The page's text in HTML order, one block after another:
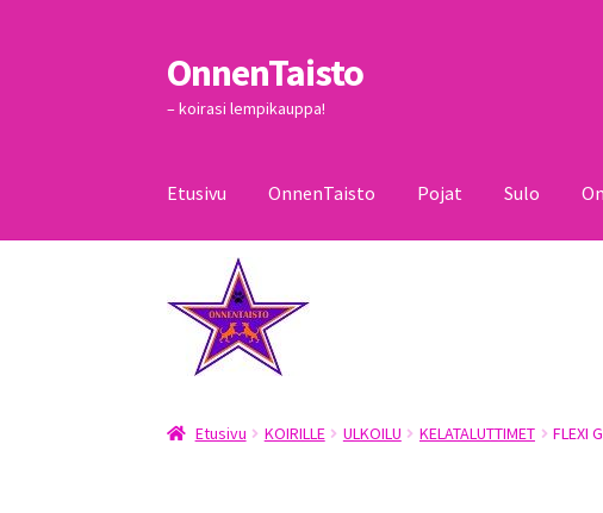
Siirry
navigointiin
Siirry
sisältöön
OnnenTaisto
– koirasi lempikauppa!
Etusivu OnnenTaisto Pojat Sulo
Kassa
Etusivu KOIRILLE ULKOILU KELATALUTTIMET FLEXI